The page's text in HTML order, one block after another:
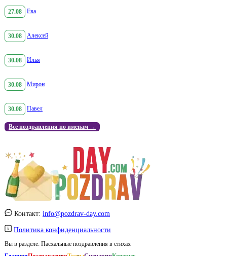
27.08 Ева
30.08 Алексей
30.08 Илья
30.08 Мирон
30.08 Павел
Все поздравления по именам →
Контакт: info@pozdrav-day.com
Политика конфиденциальности
Вы в разделе: Пасхальные поздравления в стихах